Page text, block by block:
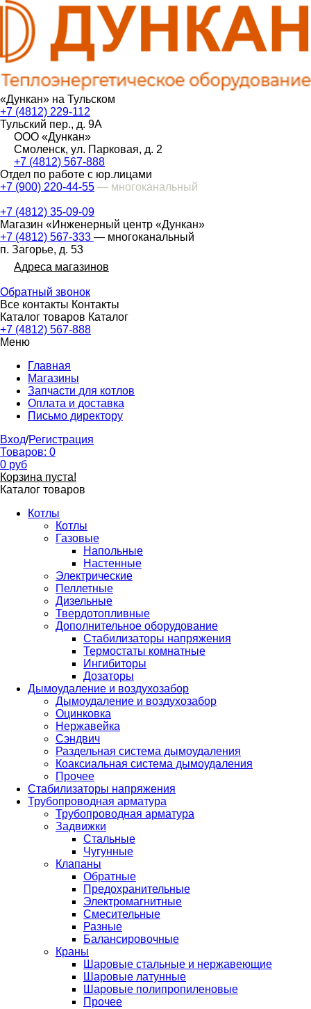
«Дункан» на Тульском
+7 (4812) 229-112
Тульский пер., д. 9А
ООО «Дункан»
Смоленск, ул. Парковая, д. 2
+7 (4812) 567-888
Отдел по работе с юр.лицами
+7 (900) 220-44-55 — многоканальный
+7 (4812) 35-09-09
Магазин «Инженерный центр «Дункан»
+7 (4812) 567-333 — многоканальный
п. Загорье, д. 53
Адреса магазинов
Обратный звонок
Все контакты Контакты
Каталог товаров Каталог
+7 (4812) 567-888
Меню
Главная
Магазины
Запчасти для котлов
Оплата и доставка
Письмо директору
Вход/Регистрация
Товаров: 0
0 руб
Корзина пуста!
Каталог товаров
Котлы
Котлы
Газовые
Напольные
Настенные
Электрические
Пеллетные
Дизельные
Твердотопливные
Дополнительное оборудование
Стабилизаторы напряжения
Термостаты комнатные
Ингибиторы
Дозаторы
Дымоудаление и воздухозабор
Дымоудаление и воздухозабор
Оцинковка
Нержавейка
Сэндвич
Раздельная система дымоудаления
Коаксиальная система дымоудаления
Прочее
Стабилизаторы напряжения
Трубопроводная арматура
Трубопроводная арматура
Задвижки
Стальные
Чугунные
Клапаны
Обратные
Предохранительные
Электромагнитные
Смесительные
Разные
Балансировочные
Краны
Шаровые стальные и нержавеющие
Шаровые латунные
Шаровые полипропиленовые
Прочее